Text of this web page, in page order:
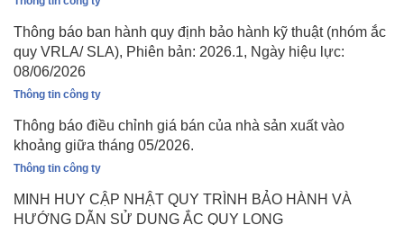
Thông báo ban hành quy định bảo hành kỹ thuật (nhóm ắc
quy VRLA/ SLA), Phiên bản: 2026.1, Ngày hiệu lực:
08/06/2026
Thông tin công ty
Thông báo điều chỉnh giá bán của nhà sản xuất vào
khoảng giữa tháng 05/2026.
Thông tin công ty
MINH HUY CẬP NHẬT QUY TRÌNH BẢO HÀNH VÀ
HƯỚNG DẪN SỬ DỤNG ẮC QUY LONG